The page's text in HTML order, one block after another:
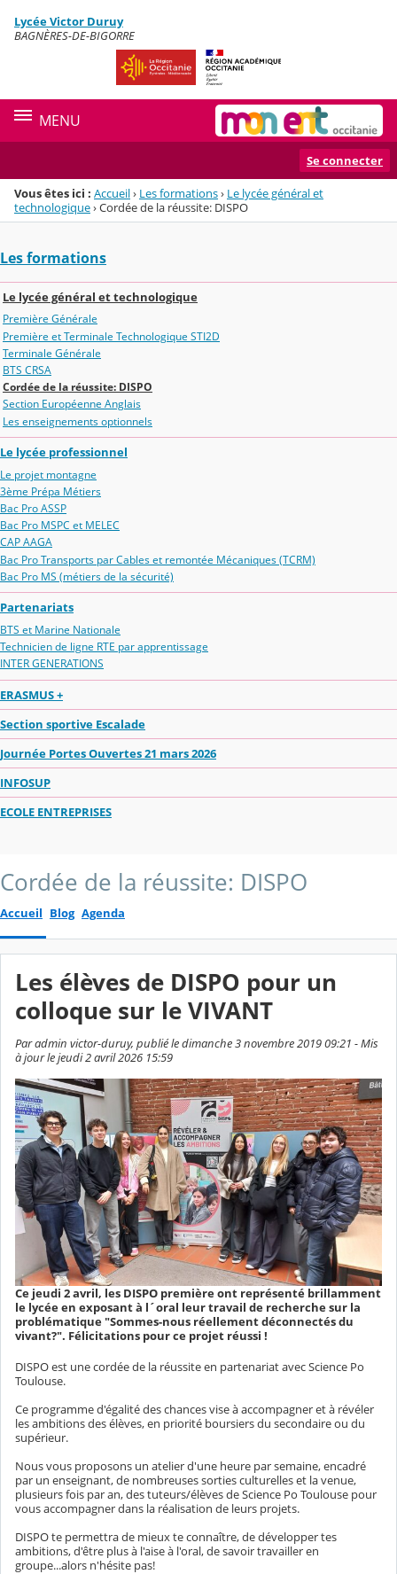
Menu de la rubrique
Contenu
Lycée Victor Duruy
BAGNÈRES-DE-BIGORRE
MENU
Se connecter
Vous êtes ici : Accueil› Les formations› Le lycée général et
technologique›Cordée de la réussite: DISPO
Les formations
Le lycée général et technologique
Première Générale
Première et Terminale Technologique STI2D
Terminale Générale
BTS CRSA
Cordée de la réussite: DISPO
Section Européenne Anglais
Les enseignements optionnels
Le lycée professionnel
Le projet montagne
3ème Prépa Métiers
Bac Pro ASSP
Bac Pro MSPC et MELEC
CAP AAGA
Bac Pro Transports par Cables et remontée Mécaniques (TCRM)
Bac Pro MS (métiers de la sécurité)
Partenariats
BTS et Marine Nationale
Technicien de ligne RTE par apprentissage
INTER GENERATIONS
ERASMUS +
Section sportive Escalade
Journée Portes Ouvertes 21 mars 2026
INFOSUP
ECOLE ENTREPRISES
Cordée de la réussite: DISPO
Accueil Blog Agenda
Les élèves de DISPO pour un
colloque sur le VIVANT
Par admin victor-duruy, publié le dimanche 3 novembre 2019 09:21 - Mis
à jour le jeudi 2 avril 2026 15:59
Ce jeudi 2 avril, les DISPO première ont représenté brillamment
le lycée en exposant à l´oral leur travail de recherche sur la
problématique "Sommes-nous réellement déconnectés du
vivant?". Félicitations pour ce projet réussi !
DISPO est une cordée de la réussite en partenariat avec Science Po
Toulouse.
Ce programme d'égalité des chances vise à accompagner et à révéler
les ambitions des élèves, en priorité boursiers du secondaire ou du
supérieur.
Nous vous proposons un atelier d'une heure par semaine, encadré
par un enseignant, de nombreuses sorties culturelles et la venue,
plusieurs fois par an, des tuteurs/élèves de Science Po Toulouse pour
vous accompagner dans la réalisation de leurs projets.
DISPO te permettra de mieux te connaître, de développer tes
ambitions, d'être plus à l'aise à l'oral, de savoir travailler en
groupe...alors n'hésite pas!